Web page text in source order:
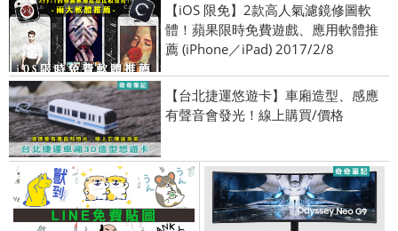
【iOS 限免】2款高人氣濾鏡修圖軟
體！蘋果限時免費遊戲、應用軟體推
薦 (iPhone／iPad) 2017/2/8
【台北捷運悠遊卡】車廂造型、感應
有聲音會發光！線上購買/價格